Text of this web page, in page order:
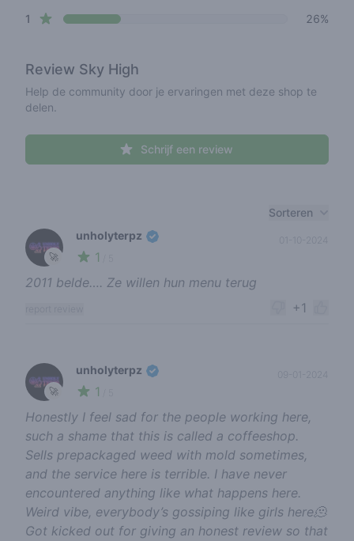
1 star reviews 26%
Review Sky High
Help de community door je ervaringen met deze shop te
delen.
Schrijf een review
Sorteren
🚀
unholyterpz
1
2011 belde…. Ze willen hun menu terug
+1
🚀
unholyterpz
1
Honestly I feel sad for the people working here,
such a shame that this is called a coffeeshop.
Sells prepackaged weed with mold sometimes,
and the service here is terrible. I have never
encountered anything like what happens here.
Weird vibe, everybody’s gossiping like girls here🫠
Got kicked out for giving an honest review so that